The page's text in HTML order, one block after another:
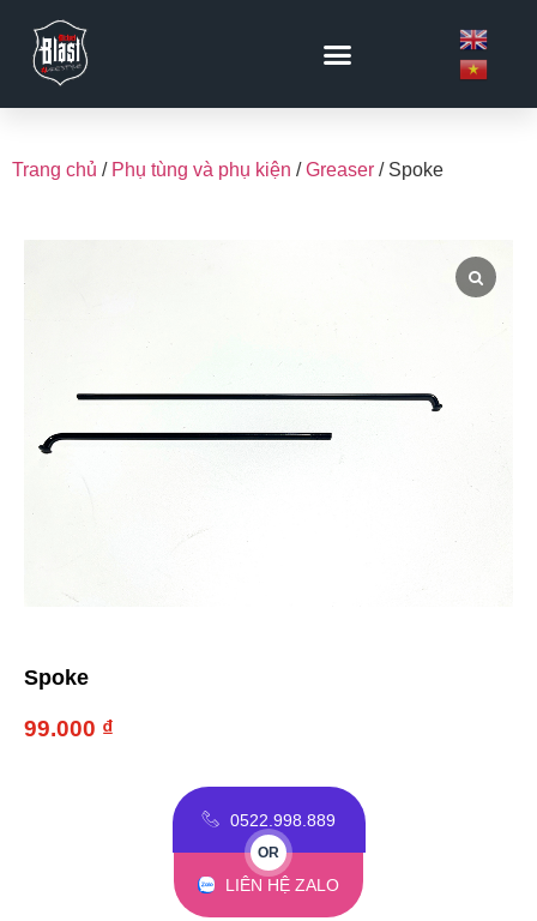
Trang chủ / Phụ tùng và phụ kiện /Greaser / Spoke
Spoke
99.000 ₫
0522.998.889
OR
LIÊN HỆ ZALO